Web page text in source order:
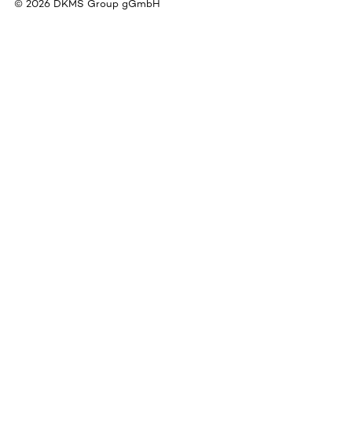
© 2026 DKMS Group gGmbH